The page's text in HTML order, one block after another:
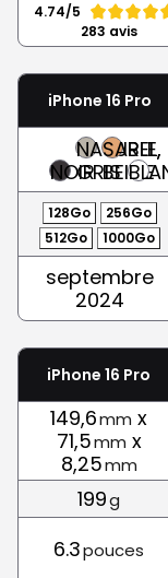
4.74/5
283 avis
iPhone 16 Pro
NOIR
NATUREL,
GRIS
SABLE,
BEIGE
128Go
256Go
512Go
1000Go
septembre
2024
iPhone 16 Pro
149,6mm x
71,5mm x
8,25mm
199g
6.3pouces